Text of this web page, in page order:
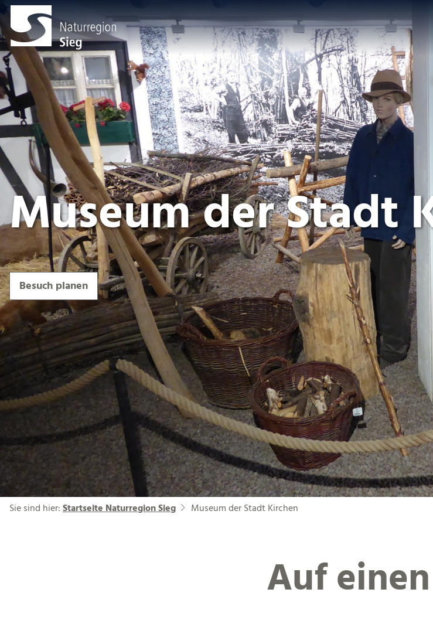
Museum der Stadt
Besuch planen
Sie sind hier:Startseite Naturregion Sieg Museum der Stadt Kirchen
Auf